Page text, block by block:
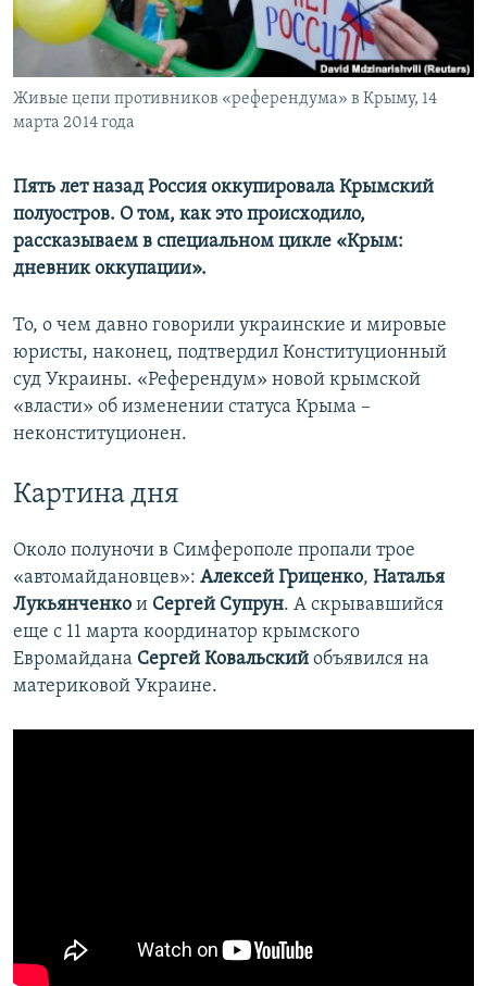
ПОБЕДИТЕЛЕЙ НЕ СУДЯТ?
КРЫМ.НЕПОКОРЕННЫЙ
ELIFBE
ПРИСОЕДИНЯЙТЕСЬ!
Живые цепи противников «референдума» в Крыму, 14
марта 2014 года
Пять лет назад Россия оккупировала Крымский
полуостров. О том, как это происходило,
рассказываем в специальном цикле «Крым:
дневник оккупации».
То, о чем давно говорили украинские и мировые
юристы, наконец, подтвердил Конституционный
суд Украины. «Референдум» новой крымской
«власти» об изменении статуса Крыма –
неконституционен.
Картина дня
Около полуночи в Симферополе пропали трое
«автомайдановцев»: Алексей Гриценко, Наталья
Лукьянченко и Сергей Супрун. А скрывавшийся
еще с 11 марта координатор крымского
Евромайдана Сергей Ковальский объявился на
материковой Украине.